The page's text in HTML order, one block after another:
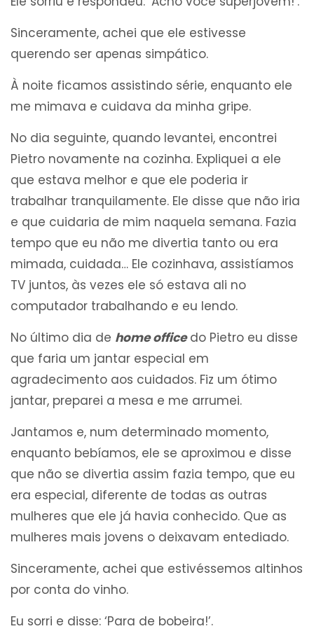
Sinceramente, achei que ele estivesse
querendo ser apenas simpático.
À noite ficamos assistindo série, enquanto ele
me mimava e cuidava da minha gripe.
No dia seguinte, quando levantei, encontrei
Pietro novamente na cozinha. Expliquei a ele
que estava melhor e que ele poderia ir
trabalhar tranquilamente. Ele disse que não iria
e que cuidaria de mim naquela semana. Fazia
tempo que eu não me divertia tanto ou era
mimada, cuidada… Ele cozinhava, assistíamos
TV juntos, às vezes ele só estava ali no
computador trabalhando e eu lendo.
No último dia de home officedo Pietro eu disse
que faria um jantar especial em
agradecimento aos cuidados. Fiz um ótimo
jantar, preparei a mesa e me arrumei.
Jantamos e, num determinado momento,
enquanto bebíamos, ele se aproximou e disse
que não se divertia assim fazia tempo, que eu
era especial, diferente de todas as outras
mulheres que ele já havia conhecido. Que as
mulheres mais jovens o deixavam entediado.
Sinceramente, achei que estivéssemos altinhos
por conta do vinho.
Eu sorri e disse: ‘Para de bobeira!’.